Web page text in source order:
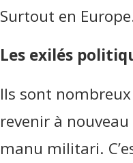
Surtout en
Les exilés
Ils sont
revenir à
manu militari.